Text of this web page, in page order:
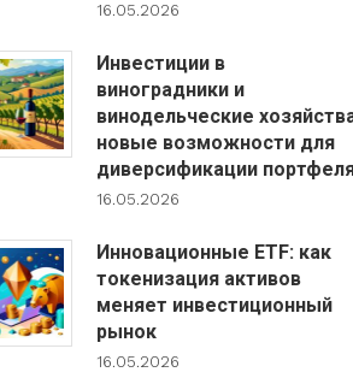
16.05.2026
Инвестиции в
виноградники и
винодельческие
новые возможности для
диверсификации
16.05.2026
Инновационные ETF: как
токенизация активов
меняет инвестиционный
рынок
16.05.2026